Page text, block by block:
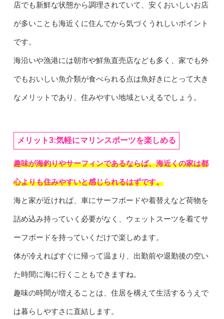
店でも新鮮な状態から調理されていて、安くおいしいお店
が多いことも海近くに住んでから気づくうれしいポイント
です。
海沿いや漁港には朝市や鮮魚直売店なども多く、家でも外
でもおいしい魚介類が食べられる点は魚好きにとって大き
なメリットであり、住みやすい地域といえるでしょう。
メリット3:気軽にマリンスポーツを楽しめる
趣味が海釣りやサーフィンであるならば、海近くの家は都
心よりも住みやすいと感じられるはずです。
海と家が近ければ、車にサーフボードや着替えなど荷物を
詰め込み持っていく必要がなく、ウェットスーツを着てサ
ーフボードを持っていくだけで楽しめます。
体が冷えればすぐに帰って温まり、出勤前や退勤後の空い
た時間に海に行くこともできますね。
趣味の時間が増えることは、住居を構えて生活するうえで
は暮らしやすさに直結します。